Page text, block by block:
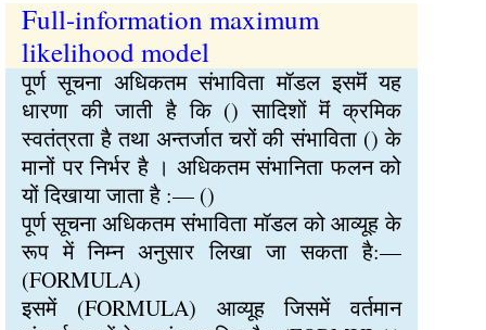
Full-information maximum
likelihood model
पूर्ण सूचना अधिकतम संभाविता मॉडल इसमॆं यह
धारणा की जाती है कि () सादिशों मॆं क्रमिक
स्वतंत्रता है तथा अन्तर्जात चरों की संभाविता () के
मानों पर निर्भर है । अधिकतम संभानिता फलन को
यों दिखाया जाता है :— ()
पूर्ण सूचना अधिकतम संभाविता मॉडल को आव्यूह के
रूप में निम्न अनुसार लिखा जा सकता है:—
(FORMULA)
इसमें (FORMULA) आव्यूह जिसमें वर्तमान